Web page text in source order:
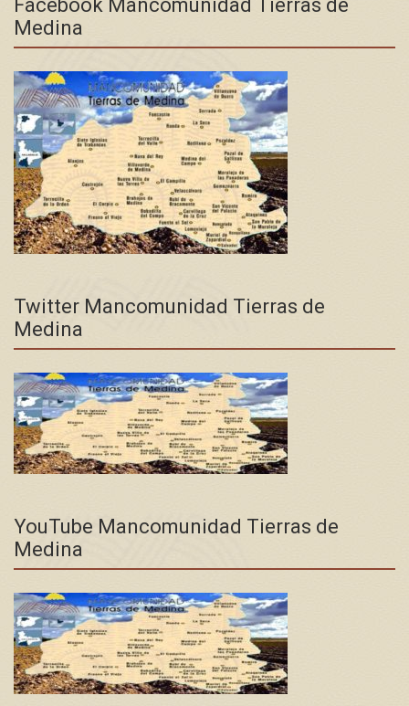
Facebook Mancomunidad Tierras de
Medina
Twitter Mancomunidad Tierras de
Medina
YouTube Mancomunidad Tierras de
Medina